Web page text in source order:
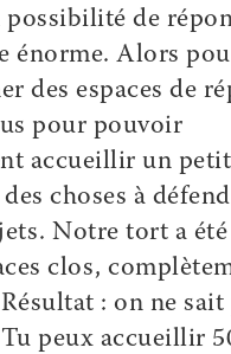
possibilité de
énorme. Alors
des espaces de
pour pouvoir
accueillir un
choses à
Notre tort a été
clos,
: on ne sait
Tu peux accueillir